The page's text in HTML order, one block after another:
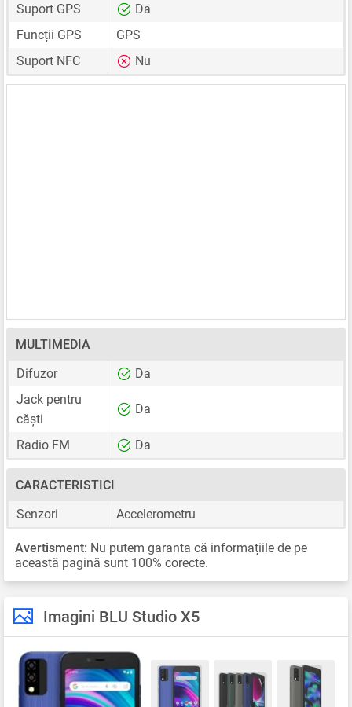
Suport GPS
Da
Funcții GPS
GPS
Suport NFC
Nu
MULTIMEDIA
Difuzor
Da
Jack pentru
căști
Da
Radio FM Da
CARACTERISTICI
Senzori
Accelerometru
Avertisment: Nu putem garanta că informațiile de pe
această pagină sunt 100% corecte.
Imagini BLU Studio X5